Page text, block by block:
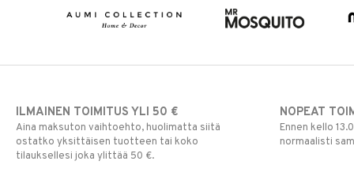
ILMAINEN TOIMITUS YLI 50 €
Aina maksuton vaihtoehto, huolimatta siitä
ostatko yksittäisen tuotteen tai koko
tilauksellesi joka ylittää 50 €.
NOPEAT
Ennen kello
normaalisti